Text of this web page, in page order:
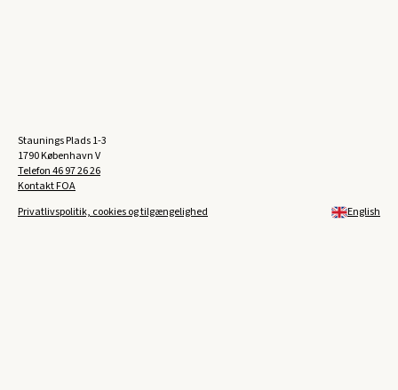
Staunings Plads 1-3
1790 København V
Telefon46 97 26 26
Kontakt FOA
Privatlivspolitik, cookies og tilgængelighed
English